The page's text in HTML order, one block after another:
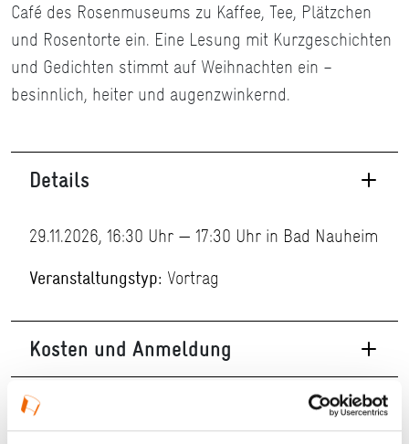
Café des Rosenmuseums zu Kaffee, Tee, Plätzchen
und Rosentorte ein. Eine Lesung mit Kurzgeschichten
und Gedichten stimmt auf Weihnachten ein –
besinnlich, heiter und augenzwinkernd.
Details
29.11.2026, 16:30 Uhr — 17:30 Uhr in Bad Nauheim
Veranstaltungstyp: Vortrag
Kosten und Anmeldung
Ort und Anfahrt